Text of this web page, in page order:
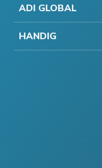
ADI GLOBAL
HANDIG